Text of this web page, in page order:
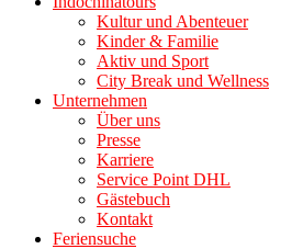
Kultur und Abenteuer
Kinder & Familie
Aktiv und Sport
City Break und Wellness
Unternehmen
Über uns
Presse
Karriere
Service Point DHL
Gästebuch
Kontakt
Feriensuche